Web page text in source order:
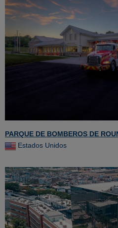
PARQUE DE BOMBEROS DE
Estados Unidos